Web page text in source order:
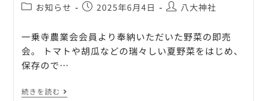
お知らせ 2025年6月4日 八大神社
一乗寺農業会会員より奉納いただいた野菜の即売
会。 トマトや胡瓜などの瑞々しい夏野菜をはじめ、
保存ので…
続きを読む